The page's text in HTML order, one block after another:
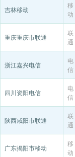
吉林移动
移
动
重庆重庆市联通
联
通
浙江嘉兴电信
电
信
四川资阳电信
电
信
陕西咸阳市联通
联
通
广东揭阳市移动
移
动